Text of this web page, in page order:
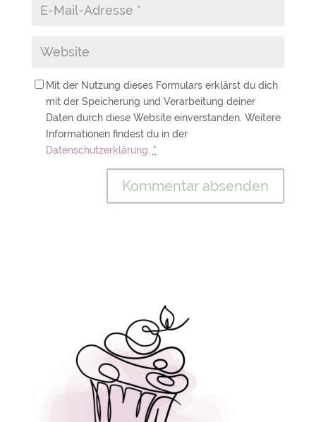
Mit der Nutzung dieses Formulars erklärst du dich
mit der Speicherung und Verarbeitung deiner
Daten durch diese Website einverstanden. Weitere
Informationen findest du in der
Datenschutzerklärung. *